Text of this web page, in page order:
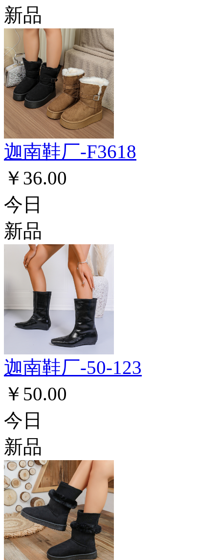
新品
迦南鞋厂-F3618
￥36.00
今日
新品
迦南鞋厂-50-123
￥50.00
今日
新品